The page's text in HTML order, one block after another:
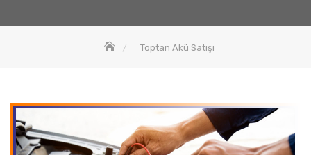
Toptan Akü Satışı